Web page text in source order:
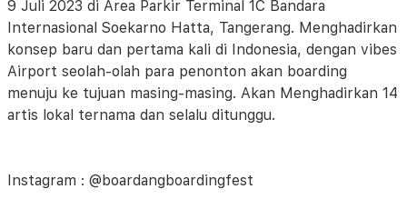
9 Juli 2023 di Area Parkir Terminal 1C Bandara
Internasional Soekarno Hatta, Tangerang. Menghadirkan
konsep baru dan pertama kali di Indonesia, dengan vibes
Airport seolah-olah para penonton akan boarding
menuju ke tujuan masing-masing. Akan Menghadirkan 14
artis lokal ternama dan selalu ditunggu.
Instagram : @boardangboardingfest